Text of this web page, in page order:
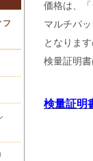
フ
価格は、「
マルチパ
となりま
検量証明書
検量証明